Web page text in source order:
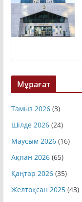
Мұрағат
Тамыз 2026(3)
Шілде 2026(24)
Маусым 2026(16)
Ақпан 2026(65)
Қаңтар 2026(35)
Желтоқсан 2025(43)